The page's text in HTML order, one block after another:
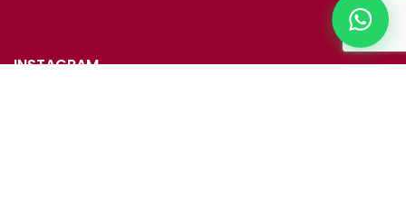
INSTAGRAM